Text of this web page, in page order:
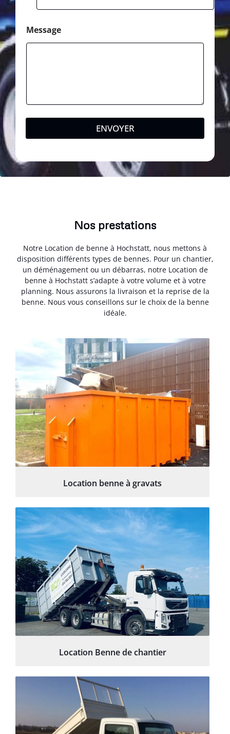
t
Message
ENVOYER
Nos prestations
Notre Location de benne à Hochstatt, nous mettons à
disposition différents types de bennes. Pour un chantier,
un déménagement ou un débarras, notre Location de
benne à Hochstatt s’adapte à votre volume et à votre
planning. Nous assurons la livraison et la reprise de la
benne. Nous vous conseillons sur le choix de la benne
idéale.
Location benne à gravats
Location Benne de chantier